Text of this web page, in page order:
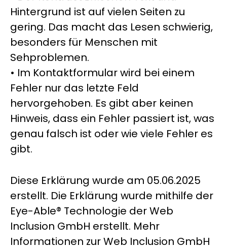
Hintergrund ist auf vielen Seiten zu
gering. Das macht das Lesen schwierig,
besonders für Menschen mit
Sehproblemen.
• Im Kontaktformular wird bei einem
Fehler nur das letzte Feld
hervorgehoben. Es gibt aber keinen
Hinweis, dass ein Fehler passiert ist, was
genau falsch ist oder wie viele Fehler es
gibt.
Diese Erklärung wurde am 05.06.2025
erstellt. Die Erklärung wurde mithilfe der
Eye-Able® Technologie der Web
Inclusion GmbH erstellt. Mehr
Informationen zur Web Inclusion GmbH